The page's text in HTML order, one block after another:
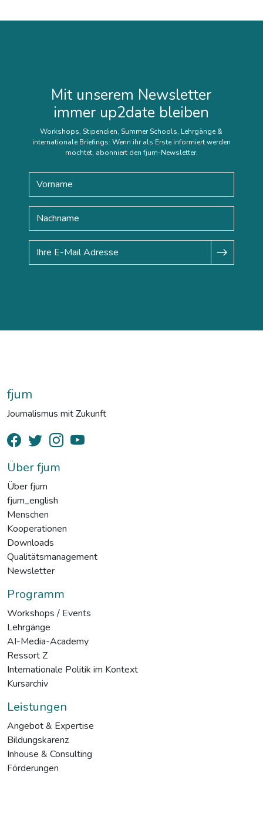
Mit unserem Newsletter
immer up2date bleiben
Workshops, Stipendien, Summer Schools, Lehrgänge &
internationale Briefings: Wenn ihr als Erste informiert werden
möchtet, abonniert den fjum-Newsletter.
fjum
Journalismus mit Zukunft
Über fjum
Über fjum
fjum_english
Menschen
Kooperationen
Downloads
Qualitätsmanagement
Newsletter
Programm
Workshops / Events
Lehrgänge
AI-Media-Academy
Ressort Z
Internationale Politik im Kontext
Kursarchiv
Leistungen
Angebot & Expertise
Bildungskarenz
Inhouse & Consulting
Förderungen